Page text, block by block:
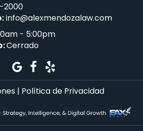
2000
info@alexmendozalaw.com
- 5:00pm
Cerrado
| Política de Privacidad